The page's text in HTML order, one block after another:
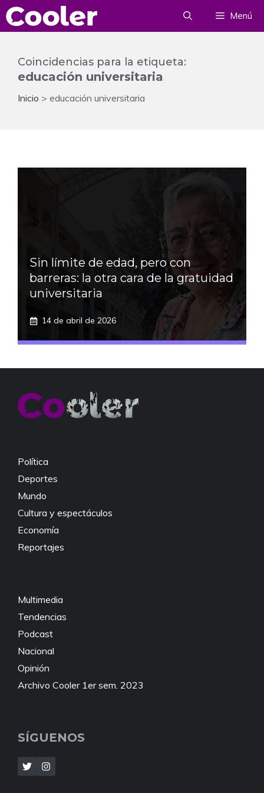
Saltar
al
Menú
Coincidencias para la etiqueta:
educación universitaria
Inicio > educación universitaria
Sin límite de edad, pero con
barreras: la otra cara de la gratuidad
universitaria
14 de abril de 2026
Política
Deportes
Mundo
Cultura y espectáculos
Economía
Reportajes
Multimedia
Tendencias
Podcast
Nacional
Opinión
Archivo Cooler 1er sem. 2023
SÍGUENOS